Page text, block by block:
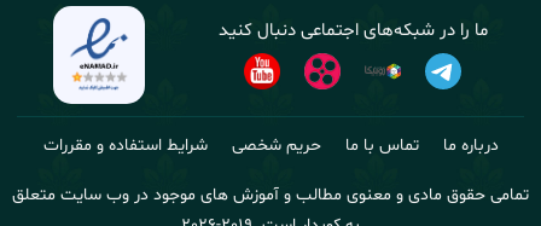
ما را در شبکه‌های اجتماعی دنبال کنید
درباره ما تماس با ما حریم شخصی شرایط استفاده و مقررات
تمامی حقوق مادی و معنوی مطالب و آموزش های موجود در وب سایت متعلق